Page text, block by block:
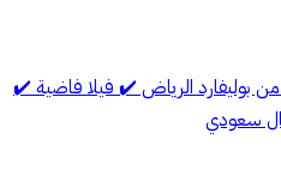
13 سنة 🚪 الشارع: • شمال 20 م • غرب 20 م ✨ مميزات العقار: 🔹 قريب من بوليفارد الرياض ✔️ فيلا فاضية ✔️